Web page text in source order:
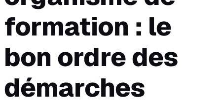
formation : le
bon ordre des
démarches